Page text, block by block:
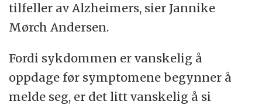
tilfeller av Alzheimers, sier Jannike
Mørch Andersen.
Fordi sykdommen er vanskelig å
oppdage før symptomene begynner å
melde seg, er det litt vanskelig å si